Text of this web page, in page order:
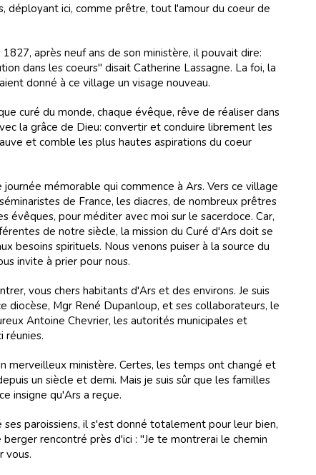
déployant ici, comme prêtre, tout l'amour du coeur de
après neuf ans de son ministère, il pouvait dire:
dans les coeurs" disait Catherine Lassagne. La foi, la
donné à ce village un visage nouveau.
curé du monde, chaque évêque, rêve de réaliser dans
la grâce de Dieu: convertir et conduire librement les
et comble les plus hautes aspirations du coeur
journée mémorable qui commence à Ars. Vers ce village
de France, les diacres, de nombreux prêtres
évêques, pour méditer avec moi sur le sacerdoce. Car,
de notre siècle, la mission du Curé d'Ars doit se
besoins spirituels. Nous venons puiser à la source du
invite à prier pour nous.
vous chers habitants d'Ars et des environs. Je suis
diocèse, Mgr René Dupanloup, et ses collaborateurs, le
Antoine Chevrier, les autorités municipales et
réunies.
merveilleux ministère. Certes, les temps ont changé et
un siècle et demi. Mais je suis sûr que les familles
insigne qu'Ars a reçue.
ses paroissiens, il s'est donné totalement pour leur bien,
rencontré près d'ici : "Je te montrerai le chemin
vous.